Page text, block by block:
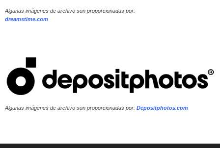
Algunas imágenes de archivo son proporcionadas por:
dreamstime.com
Algunas imágenes de archivo son proporcionadas por: Depositphotos.com